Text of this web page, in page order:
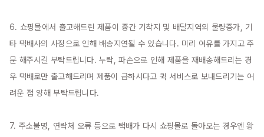
6. 쇼핑몰에서 출고해드린 제품이 중간 기착지 및 배달지역의 물량증가, 기
타 택배사의 사정으로 인해 배송지연될 수 있습니다. 미리 여유를 가지고 주
문 해주시길 부탁드립니다. 누락, 파손으로 인해 제품을 재배송해드리는 경
우 택배로만 출고해드리며 제품이 급하시다고 퀵 서비스로 보내드리기는 어
려운 점 양해 부탁드립니다.
7. 주소불명, 연락처 오류 등으로 택배가 다시 쇼핑몰로 돌아오는 경우엔 왕